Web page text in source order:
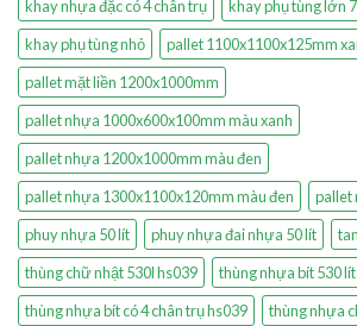
khay nhựa đặc có 4 chân trụ
khay phụ tùng lớn
khay phụ tùng nhỏ
pallet 1100x1100x125mm
pallet mặt liền 1200x1000mm
pallet nhựa 1000x600x100mm màu xanh
pallet nhựa 1200x1000mm màu đen
pallet nhựa 1300x1100x120mm màu đen
pallet
phuy nhựa 50 lít
phuy nhựa đai nhựa 50 lít
thùng chữ nhật 530l hs039
thùng nhựa bít 530 lít
thùng nhựa bít có 4 chân trụ hs039
thùng nhựa